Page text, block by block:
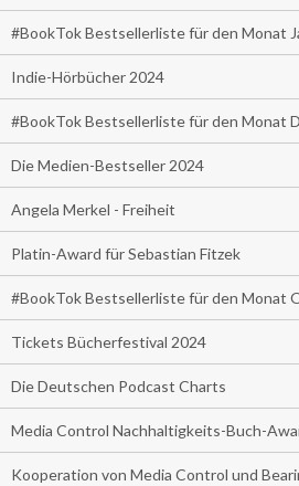
#BookTok Bestsellerliste für den Monat
Indie-Hörbücher 2024
#BookTok Bestsellerliste für den Monat
Die Medien-Bestseller 2024
Angela Merkel - Freiheit
Platin-Award für Sebastian Fitzek
#BookTok Bestsellerliste für den Monat
Tickets Bücherfestival 2024
Die Deutschen Podcast Charts
Media Control Nachhaltigkeits-Buch-
Kooperation von Media Control und